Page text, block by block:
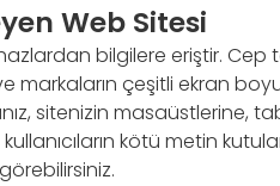
Web Sitesi
bilgilere eriştir. Cep
markaların çeşitli ekran
sitenizin masaüstlerine,
kötü metin